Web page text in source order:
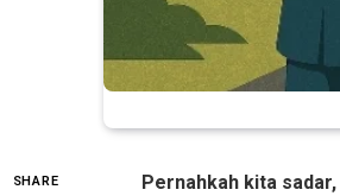
SHARE Pernahkah kita sadar,